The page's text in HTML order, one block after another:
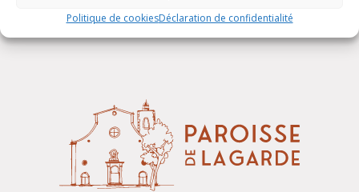
Politique de cookiesDéclaration de confidentialité